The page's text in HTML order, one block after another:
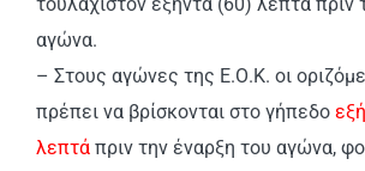
τουλάχιστον εξήντα (60) λεπτά πριν
αγώνα.
– Στους αγώνες της Ε.Ο.Κ. οι
πρέπει να βρίσκονται στο γήπεδο
λεπτά πριν την έναρξη του αγώνα,